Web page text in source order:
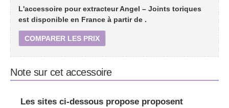
L'accessoire pour extracteur Angel – Joints toriques
est disponible en France à partir de .
COMPARER LES PRIX
Note sur cet accessoire
Les sites ci-dessous propose proposent